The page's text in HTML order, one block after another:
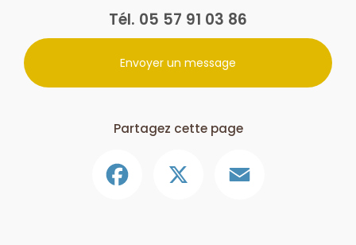
Tél. 05 57 91 03 86
Envoyer un message
Partagez cette page